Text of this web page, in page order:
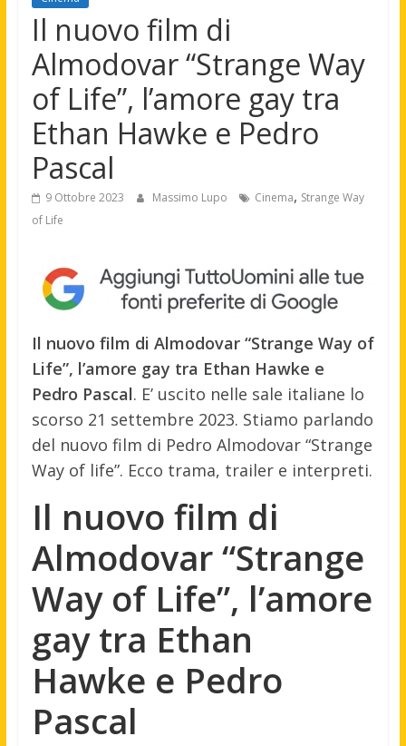
Il nuovo film di
Almodovar “Strange Way
of Life”, l’amore gay tra
Ethan Hawke e Pedro
Pascal
9 Ottobre 2023 Massimo Lupo Cinema, Strange Way
of Life
Il nuovo film di Almodovar “Strange Way of
Life”, l’amore gay tra Ethan Hawke e
Pedro Pascal. E’ uscito nelle sale italiane lo
scorso 21 settembre 2023. Stiamo parlando
del nuovo film di Pedro Almodovar “Strange
Way of life”. Ecco trama, trailer e interpreti.
Il nuovo film di
Almodovar “Strange
Way of Life”, l’amore
gay tra Ethan
Hawke e Pedro
Pascal